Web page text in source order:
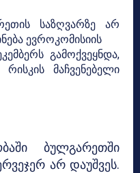
საზღვარზე არ
ევროკომისიის
გამოქვეყნდა,
მაჩვენებელი
ბულგარეთში
არ დაუშვეს.